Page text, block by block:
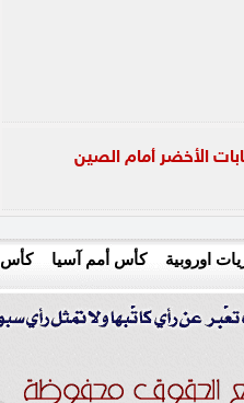
الأخضر أمام الصين
اوروبية كأس أمم آسيا كأس